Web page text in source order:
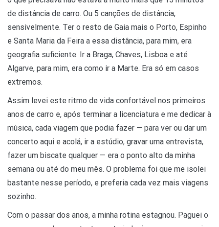
de distância de carro. Ou 5 canções de distância,
sensivelmente. Ter o resto de Gaia mais o Porto, Espinho
e Santa Maria da Feira a essa distância, para mim, era
geografia suficiente. Ir a Braga, Chaves, Lisboa e até
Algarve, para mim, era como ir a Marte. Era só em casos
extremos.
Assim levei este ritmo de vida confortável nos primeiros
anos de carro e, após terminar a licenciatura e me dedicar à
música, cada viagem que podia fazer — para ver ou dar um
concerto aqui e acolá, ir a estúdio, gravar uma entrevista,
fazer um biscate qualquer — era o ponto alto da minha
semana ou até do meu mês. O problema foi que me isolei
bastante nesse período, e preferia cada vez mais viagens
sozinho.
Com o passar dos anos, a minha rotina estagnou. Paguei o